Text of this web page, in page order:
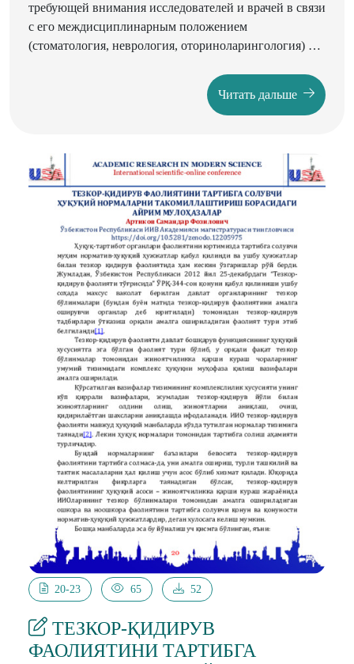
требующей внимания исследователей и врачей в связи
с его междисциплинарным положением
(стоматология, неврология, оториноларингология) и
круга специалистов, что может приводить к случаям
гиподиагностики и неправильного лечения.
Читать дальше
20-23 65 52
ТЕЗКОР-ҚИДИРУВ
ФАОЛИЯТИНИ ТАРТИБГА